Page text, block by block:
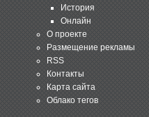
История
Онлайн
О проекте
Размещение рекламы
RSS
Контакты
Карта сайта
Облако тегов